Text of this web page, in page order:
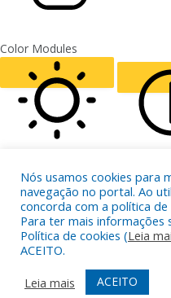
Orientation Modules
READING LINE
Nós usamos cookies para
navegação no portal. Ao
concorda com a política
Para ter mais informações
Política de cookies (Leia
ACEITO.
Leia mais
ACEITO